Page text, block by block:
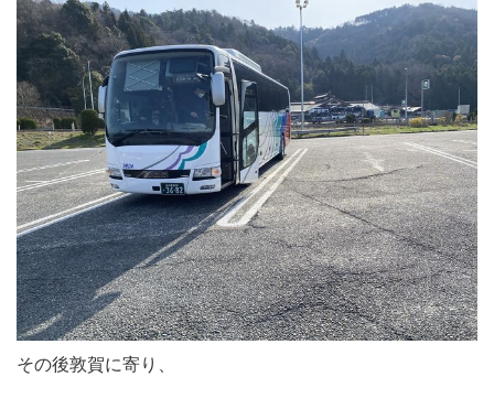
その後敦賀に寄り、